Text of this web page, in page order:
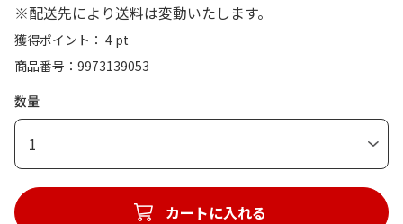
※配送先により送料は変動いたします。
獲得ポイント： 4 pt
商品番号
9973139053
数量
1
カートに入れる